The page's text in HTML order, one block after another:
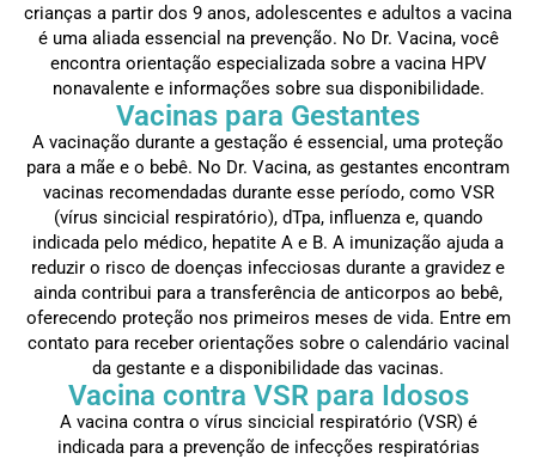
crianças a partir dos 9 anos, adolescentes e adultos a vacina
é uma aliada essencial na prevenção. No Dr. Vacina, você
encontra orientação especializada sobre a vacina HPV
nonavalente e informações sobre sua disponibilidade.
Vacinas para Gestantes
A vacinação durante a gestação é essencial, uma proteção
para a mãe e o bebê. No Dr. Vacina, as gestantes encontram
vacinas recomendadas durante esse período, como VSR
(vírus sincicial respiratório), dTpa, influenza e, quando
indicada pelo médico, hepatite A e B. A imunização ajuda a
reduzir o risco de doenças infecciosas durante a gravidez e
ainda contribui para a transferência de anticorpos ao bebê,
oferecendo proteção nos primeiros meses de vida. Entre em
contato para receber orientações sobre o calendário vacinal
da gestante e a disponibilidade das vacinas.
Vacina contra VSR para Idosos
A vacina contra o vírus sincicial respiratório (VSR) é
indicada para a prevenção de infecções respiratórias